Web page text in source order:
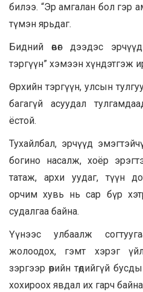
билээ. “Эр амгалан бол гэр
түмэн ярьдаг.
Бидний өвөг дээдэс
тэргүүн” хэмээн хүндэтгэж
Өрхийн тэргүүн, улсын
багагүй асуудал
ёстой.
Тухайлбал, эрчүүд
богино насалж, хоёр
татаж, архи уудаг, түүн
орчим хувь нь сар бүр
судалгаа байна.
Үүнээс улбаалж
жолоодох, гэмт хэрэг
зэргээр өөрийн төдийгүй
хохироох явдал их гарч